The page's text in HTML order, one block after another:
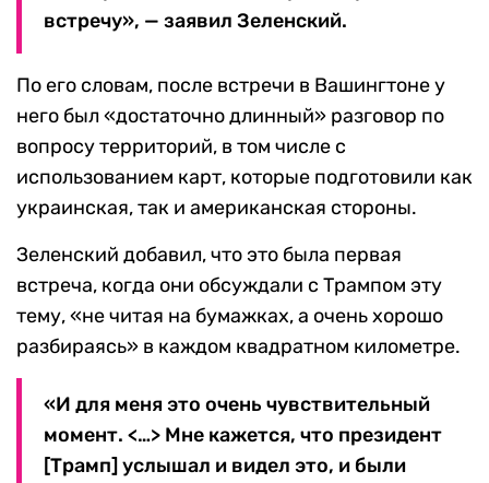
встречу», — заявил Зеленский.
По его словам, после встречи в Вашингтоне у
него был «достаточно длинный» разговор по
вопросу территорий, в том числе с
использованием карт, которые подготовили как
украинская, так и американская стороны.
Зеленский добавил, что это была первая
встреча, когда они обсуждали с Трампом эту
тему, «не читая на бумажках, а очень хорошо
разбираясь» в каждом квадратном километре.
«И для меня это очень чувствительный
момент. <…> Мне кажется, что президент
[Трамп] услышал и видел это, и были